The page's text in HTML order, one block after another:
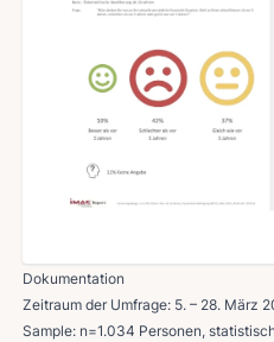
Dokumentation
Zeitraum der Umfrage: 5. – 28. März
Sample: n=1.034 Personen,